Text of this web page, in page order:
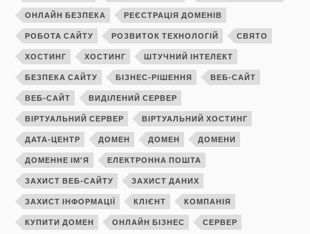
ОНЛАЙН БЕЗПЕКА РЕЄСТРАЦІЯ ДОМЕНІВ
РОБОТА САЙТУ РОЗВИТОК ТЕХНОЛОГІЙ СВЯТО
ХОСТИНГ ХОСТИНГ ШТУЧНИЙ ІНТЕЛЕКТ
БЕЗПЕКА САЙТУ БІЗНЕС-РІШЕННЯ ВЕБ-САЙТ
ВЕБ-САЙТ ВИДІЛЕНИЙ СЕРВЕР
ВІРТУАЛЬНИЙ СЕРВЕР ВІРТУАЛЬНИЙ ХОСТИНГ
ДАТА-ЦЕНТР ДОМЕН ДОМЕН ДОМЕНИ
ДОМЕННЕ ІМ'Я ЕЛЕКТРОННА ПОШТА
ЗАХИСТ ВЕБ-САЙТУ ЗАХИСТ ДАНИХ
ЗАХИСТ ІНФОРМАЦІЇ КЛІЄНТ КОМПАНІЯ
КУПИТИ ДОМЕН ОНЛАЙН БІЗНЕС СЕРВЕР